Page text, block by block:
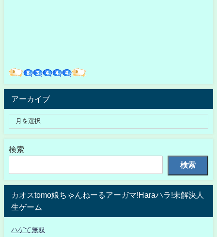
アーカイブ
検索
検索
カオスtomo娘ちゃんねーるアーガマ!Haraハラ!未解決人
生ゲーム
ハゲて無双